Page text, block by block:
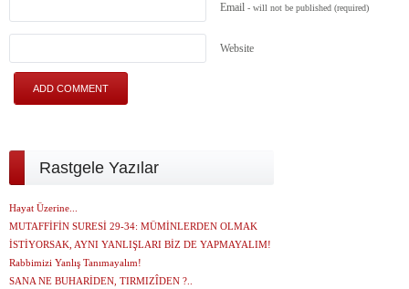
Email - will not be published (required)
Website
Rastgele Yazılar
Hayat Üzerine...
MUTAFFİFİN SURESİ 29-34: MÜMİNLERDEN OLMAK
İSTİYORSAK, AYNI YANLIŞLARI BİZ DE YAPMAYALIM!
Rabbimizi Yanlış Tanımayalım!
SANA NE BUHARİDEN, TIRMIZÎDEN ?..